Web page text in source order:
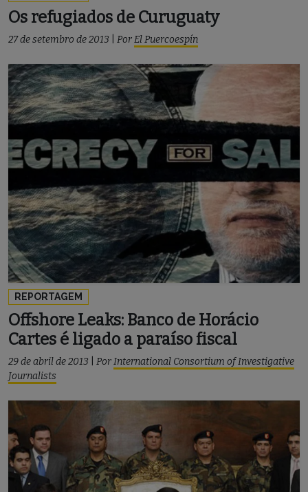
Os refugiados de Curuguaty
27 de setembro de 2013 PorEl Puercoespín
REPORTAGEM
Offshore Leaks: Banco de Horácio
Cartes é ligado a paraíso fiscal
29 de abril de 2013 PorInternational Consortium of Investigative
Journalists